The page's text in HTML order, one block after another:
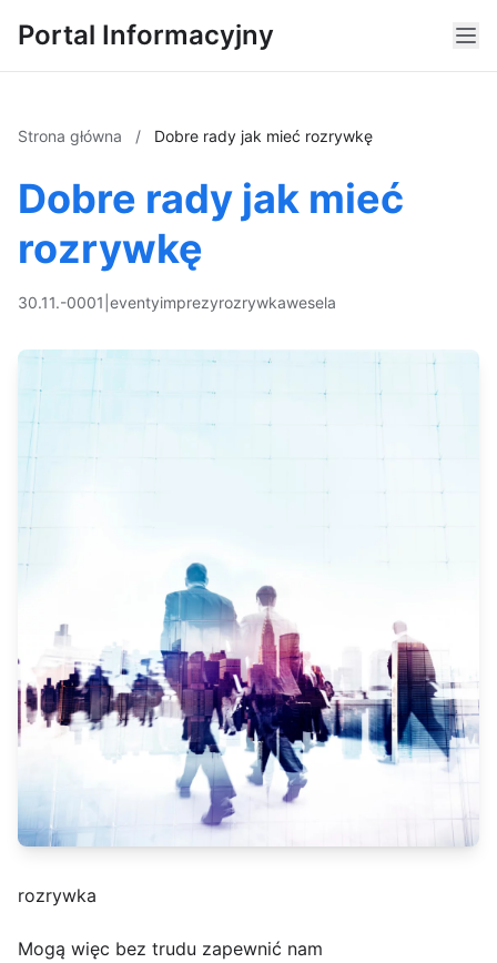
Portal Informacyjny
Strona główna / Dobre rady jak mieć rozrywkę
Dobre rady jak mieć
rozrywkę
30.11.-0001 eventyimprezyrozrywkawesela
rozrywka
Mogą więc bez trudu zapewnić nam